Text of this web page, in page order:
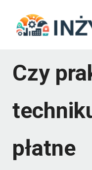
Czy
płatne